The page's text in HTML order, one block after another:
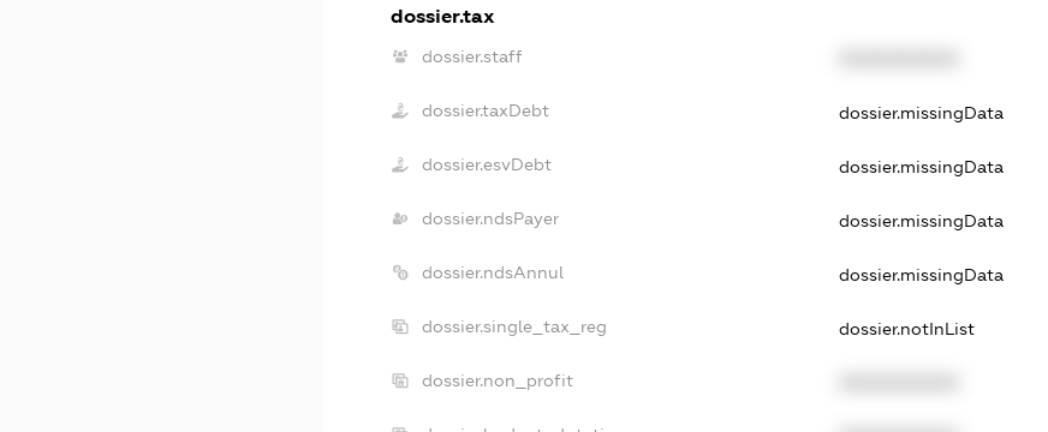
dossier.tax
dossier.staff
dossier.taxDebt dossier.missingData
dossier.esvDebt dossier.missingData
dossier.ndsPayer dossier.missingData
dossier.ndsAnnul dossier.missingData
dossier.single_tax_reg dossier.notInList
dossier.non_profit